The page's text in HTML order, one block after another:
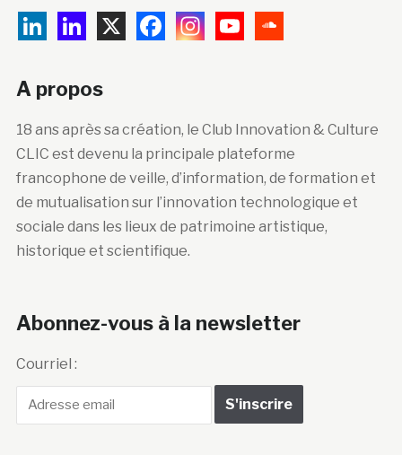
A propos
18 ans après sa création, le Club Innovation & Culture
CLIC est devenu la principale plateforme
francophone de veille, d’information, de formation et
de mutualisation sur l’innovation technologique et
sociale dans les lieux de patrimoine artistique,
historique et scientifique.
Abonnez-vous à la newsletter
Courriel :